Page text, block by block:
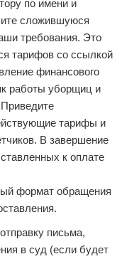
по имени и
сложившуюся
требования. Это
тарифов со ссылкой
финансового
работы уборщиц и
тарифы и
В завершение
к оплате
формат обращения
письма,
в суд (если будет